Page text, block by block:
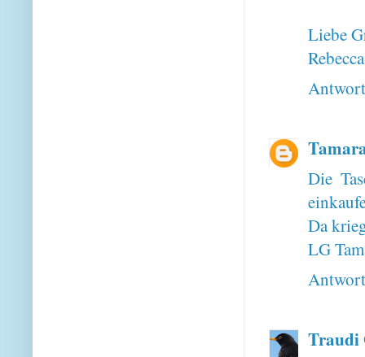
Liebe
Die
Da
LG
Traudi